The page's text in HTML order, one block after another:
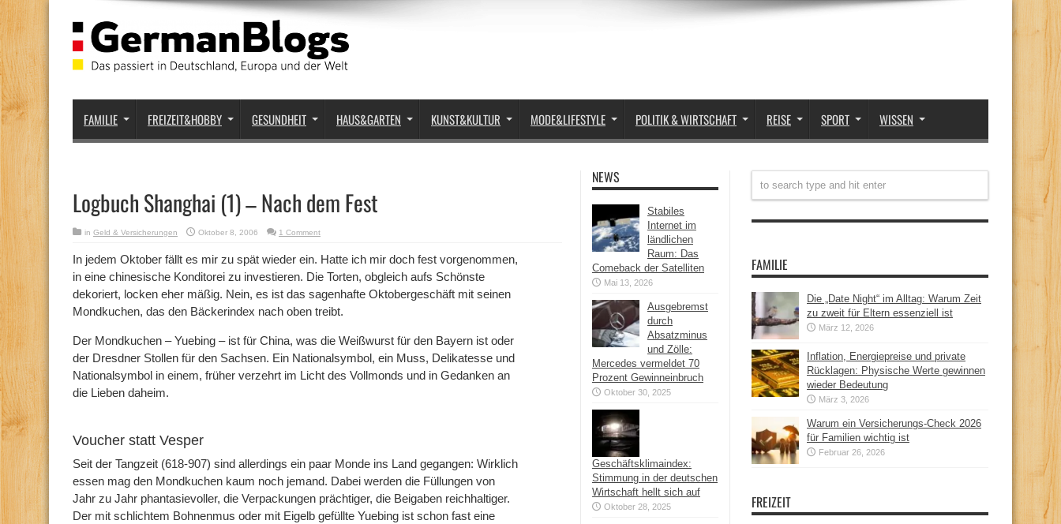
FAMILIE FREIZEIT&HOBBY GESUNDHEIT HAUS&GARTEN KUNST&KULTUR MODE&LIFESTYLE POLITIK & WIRTSCHAFT REISE SPORT WISSEN
Logbuch Shanghai (1) – Nach dem Fest
in Geld & Versicherungen Oktober 8, 2006 1 Comment
In jedem Oktober fällt es mir zu spät wieder ein. Hatte ich mir doch fest vorgenommen,
in eine chinesische Konditorei zu investieren. Die Torten, obgleich aufs Schönste
dekoriert, locken eher mäßig. Nein, es ist das sagenhafte Oktobergeschäft mit seinen
Mondkuchen, das den Bäckerindex nach oben treibt.
Der Mondkuchen – Yuebing – ist für China, was die Weißwurst für den Bayern ist oder
der Dresdner Stollen für den Sachsen. Ein Nationalsymbol, ein Muss, Delikatesse und
Nationalsymbol in einem, früher verzehrt im Licht des Vollmonds und in Gedanken an
die Lieben daheim.
Voucher statt Vesper
Seit der Tangzeit (618-907) sind allerdings ein paar Monde ins Land gegangen: Wirklich
essen mag den Mondkuchen kaum noch jemand. Dabei werden die Füllungen von
Jahr zu Jahr phantasievoller, die Verpackungen prächtiger, die Beigaben reichhaltiger.
Der mit schlichtem Bohnenmus oder mit Eigelb gefüllte Yuebing ist schon fast eine
NEWS
Stabiles
Internet im
ländlichen
Raum: Das
Comeback der Satelliten
Mai 13, 2026
Ausgebremst
durch
Absatzminus
und Zölle:
Mercedes vermeldet 70
Prozent Gewinneinbruch
Oktober 30, 2025
Geschäftsklimaindex:
Stimmung in der deutschen
Wirtschaft hellt sich auf
Oktober 28, 2025
FAMILIE
Die „Date Night“ im Alltag: Warum Zeit
zu zweit für Eltern essenziell ist
März 12, 2026
Inflation, Energiepreise und private
Rücklagen: Physische Werte gewinnen
wieder Bedeutung
März 3, 2026
Warum ein Versicherungs-Check 2026
für Familien wichtig ist
Februar 26, 2026
FREIZEIT